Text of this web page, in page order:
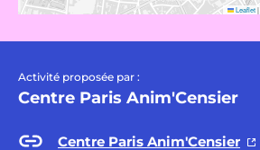
Leaflet|
Activité proposée par :
Centre Paris Anim'Censier
Centre Paris Anim'Censier